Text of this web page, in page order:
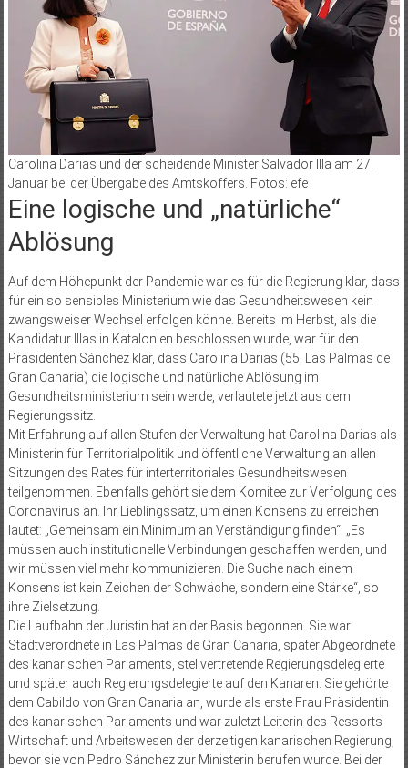
Carolina Darias und der scheidende Minister Salvador Illa am 27.
Januar bei der Übergabe des Amtskoffers. Fotos: efe
Eine logische und „natürliche“
Ablösung
Auf dem Höhepunkt der Pandemie war es für die Regierung klar, dass
für ein so sensibles Ministerium wie das Gesundheitswesen kein
zwangsweiser Wechsel erfolgen könne. Bereits im Herbst, als die
Kandidatur Illas in Katalonien beschlossen wurde, war für den
Präsidenten Sánchez klar, dass Carolina Darias (55, Las Palmas de
Gran Canaria) die logische und natürliche Ablösung im
Gesundheitsministerium sein werde, verlautete jetzt aus dem
Regierungssitz.
Mit Erfahrung auf allen Stufen der Verwaltung hat Carolina Darias als
Ministerin für Territorialpolitik und öffentliche Verwaltung an allen
Sitzungen des Rates für interterritoriales Gesundheitswesen
teilgenommen. Ebenfalls gehört sie dem Komitee zur Verfolgung des
Coronavirus an. Ihr Lieblingssatz, um einen Konsens zu erreichen
lautet: „Gemeinsam ein Minimum an Verständigung finden“. „Es
müssen auch institutionelle Verbindungen geschaffen werden, und
wir müssen viel mehr kommunizieren. Die Suche nach einem
Konsens ist kein Zeichen der Schwäche, sondern eine Stärke“, so
ihre Zielsetzung.
Die Laufbahn der Juristin hat an der Basis begonnen. Sie war
Stadtverordnete in Las Palmas de Gran Canaria, später Abgeordnete
des kanarischen Parlaments, stellvertretende Regierungsdelegierte
und später auch Regierungsdelegierte auf den Kanaren. Sie gehörte
dem Cabildo von Gran Canaria an, wurde als erste Frau Präsidentin
des kanarischen Parlaments und war zuletzt Leiterin des Ressorts
Wirtschaft und Arbeitswesen der derzeitigen kanarischen Regierung,
bevor sie von Pedro Sánchez zur Ministerin berufen wurde. Bei der